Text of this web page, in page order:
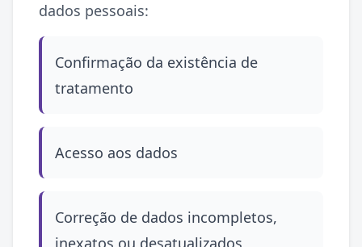
dados pessoais:
Confirmação da existência de
tratamento
Acesso aos dados
Correção de dados incompletos,
inexatos ou desatualizados